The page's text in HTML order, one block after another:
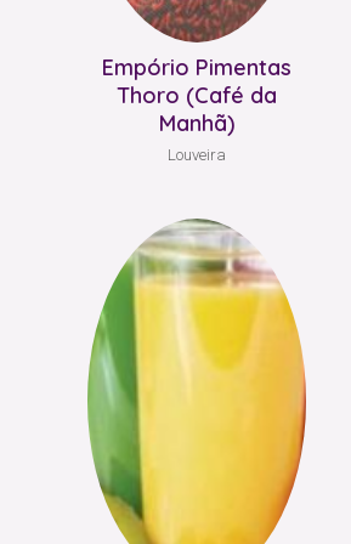
Empório Pimentas
Thoro (Café da
Manhã)
Louveira